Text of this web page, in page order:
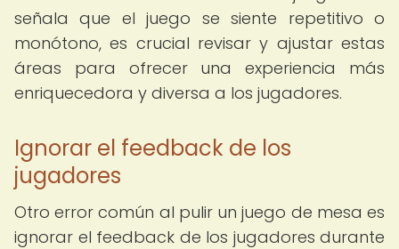
señala que el juego se siente repetitivo o
monótono, es crucial revisar y ajustar estas
áreas para ofrecer una experiencia más
enriquecedora y diversa a los jugadores.
Ignorar el feedback de los
jugadores
Otro error común al pulir un juego de mesa es
ignorar el feedback de los jugadores durante